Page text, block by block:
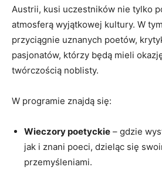
Austrii, kusi uczestników nie tylko
atmosferą wyjątkowej‌ kultury. W‌
przyciągnie uznanych poetów,
pasjonatów, ⁤którzy będą mieli⁢
twórczością noblisty.
W programie ⁤znajdą się:
Wieczory poetyckie – gdzie
jak⁣ i znani poeci, dzieląc się
przemyśleniami.